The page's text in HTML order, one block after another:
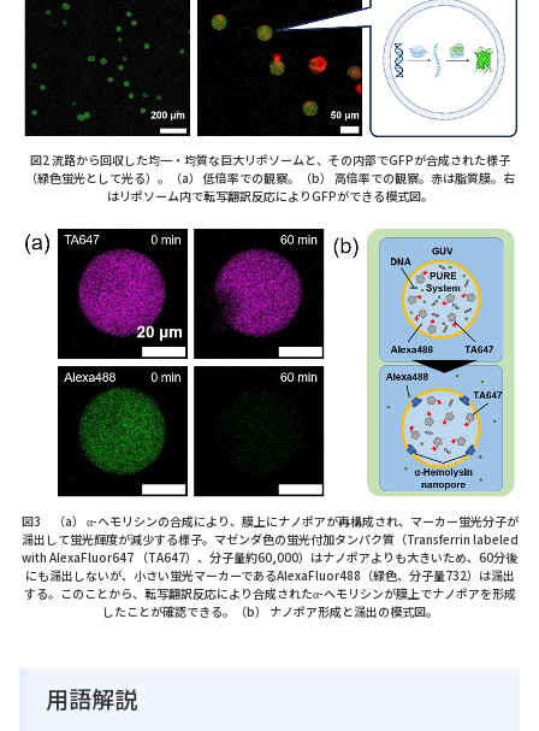
図2 流路から回収した均一・均質な巨大リポソームと、その内部でGFPが合成された様子
（緑色蛍光として光る）。（a） 低倍率での観察。（b） 高倍率での観察。赤は脂質膜。右
はリポソーム内で転写翻訳反応によりGFPができる模式図。
図3 （a） α-ヘモリシンの合成により、膜上にナノポアが再構成され、マーカー蛍光分子が
漏出して蛍光輝度が減少する様子。マゼンダ色の蛍光付加タンパク質（Transferrin labeled
with AlexaFluor647 （TA647）、分子量約60,000）はナノポアよりも大きいため、60分後
にも漏出しないが、小さい蛍光マーカーであるAlexaFluor488（緑色、分子量732）は漏出
する。このことから、転写翻訳反応により合成されたα-ヘモリシンが膜上でナノポアを形成
したことが確認できる。（b） ナノポア形成と漏出の模式図。
用語解説